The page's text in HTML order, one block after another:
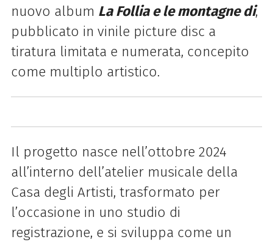
nuovo album La Follia e le montagne di,
pubblicato in vinile picture disc a
tiratura limitata e numerata, concepito
come multiplo artistico.
Il progetto nasce nell’ottobre 2024
all’interno dell’atelier musicale della
Casa degli Artisti, trasformato per
l’occasione in uno studio di
registrazione, e si sviluppa come un